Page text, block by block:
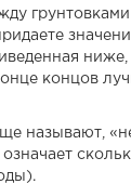
ниже,
концов
называют,